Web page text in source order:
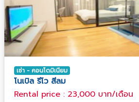
เช่า - คอนโดมิเนียม
โนเบิล รีโว สีลม
Rental price : 23,000 บาท/เดือน